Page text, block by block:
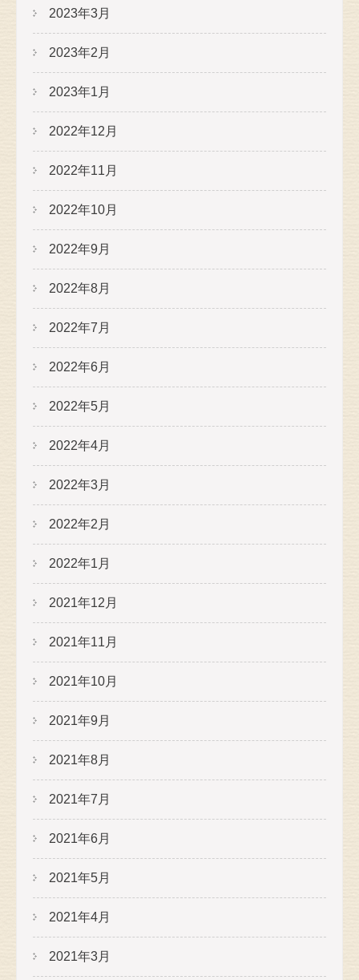
2023年3月
2023年2月
2023年1月
2022年12月
2022年11月
2022年10月
2022年9月
2022年8月
2022年7月
2022年6月
2022年5月
2022年4月
2022年3月
2022年2月
2022年1月
2021年12月
2021年11月
2021年10月
2021年9月
2021年8月
2021年7月
2021年6月
2021年5月
2021年4月
2021年3月